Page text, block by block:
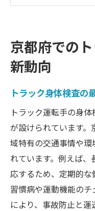
助成金情報
健康診断を活用
トラック運
定期健康診
強化
身体検査結
トラック協
ト
健康診断の
京都府での
新動向
トラック身体検査の
トラック運転手の身
が設けられています
域特有の交通事情や
れています。例えば
応するため、定期的
習慣病や運動機能の
により、事故防止と